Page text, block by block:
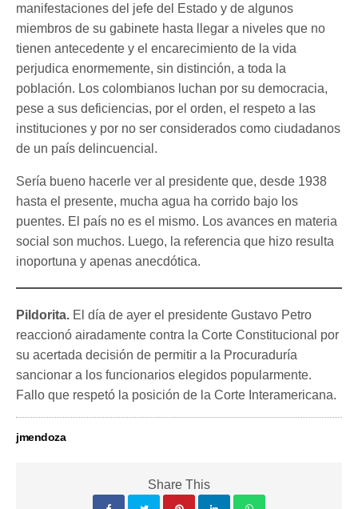
manifestaciones del jefe del Estado y de algunos
miembros de su gabinete hasta llegar a niveles que no
tienen antecedente y el encarecimiento de la vida
perjudica enormemente, sin distinción, a toda la
población. Los colombianos luchan por su democracia,
pese a sus deficiencias, por el orden, el respeto a las
instituciones y por no ser considerados como ciudadanos
de un país delincuencial.
Sería bueno hacerle ver al presidente que, desde 1938
hasta el presente, mucha agua ha corrido bajo los
puentes. El país no es el mismo. Los avances en materia
social son muchos. Luego, la referencia que hizo resulta
inoportuna y apenas anecdótica.
Pildorita. El día de ayer el presidente Gustavo Petro
reaccionó airadamente contra la Corte Constitucional por
su acertada decisión de permitir a la Procuraduría
sancionar a los funcionarios elegidos popularmente.
Fallo que respetó la posición de la Corte Interamericana.
jmendoza
Share This